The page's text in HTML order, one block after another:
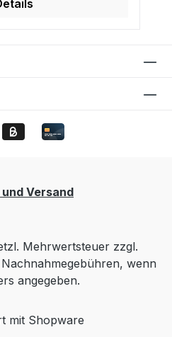
Versand
Mehrwertsteuer zzgl.
wenn
angegeben.
mit Shopware